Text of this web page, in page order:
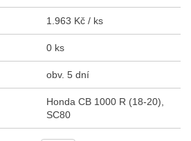
1.963 Kč / ks
0 ks
obv. 5 dní
Honda CB 1000 R (18-20),
SC80